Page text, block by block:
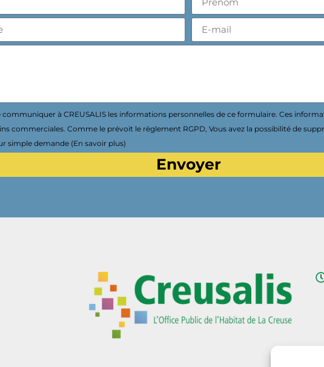
communiquer à CREUSALIS les informations personnelles de ce formulaire. Ces
commerciales. Comme le prévoit le règlement RGPD, Vous avez la possibilité de
simple demande (En savoir plus)
Envoyer